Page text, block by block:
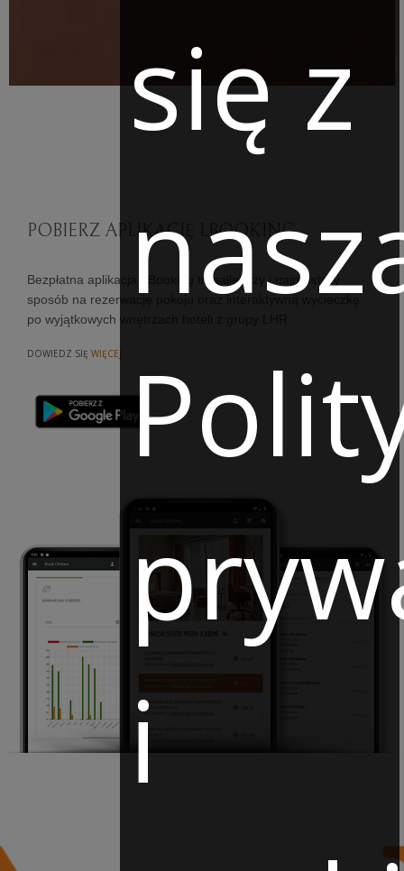
się z
i
POBIERZ APLIKACJĘ LBOOKING
Bezpłatna aplikacja LBooking to najlepszy i najprostszy
sposób na rezerwację pokoju oraz interaktywną wycieczkę
po wyjątkowych wnętrzach hoteli z grupy LHR.
DOWIEDZ SIĘ WIĘCEJ